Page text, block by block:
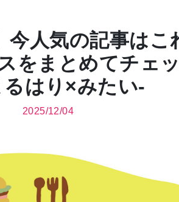
今人気の記事はこ
をまとめてチェ
はり×みたい-
2025/12/04